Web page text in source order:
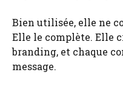
Bien utilisée, elle ne
Elle le complète. Elle
branding, et chaque
message.